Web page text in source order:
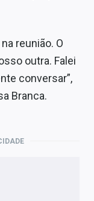
reunião. O
outra. Falei
conversar”,
Branca.